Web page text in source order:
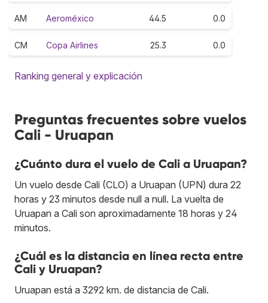
AM Aeroméxico 44.5 0.0
CM Copa Airlines 25.3 0.0
Ranking general y explicación
Preguntas frecuentes sobre vuelos
Cali - Uruapan
¿Cuánto dura el vuelo de Cali a Uruapan?
Un vuelo desde Cali (CLO) a Uruapan (UPN) dura 22
horas y 23 minutos desde null a null. La vuelta de
Uruapan a Cali son aproximadamente 18 horas y 24
minutos.
¿Cuál es la distancia en línea recta entre
Cali y Uruapan?
Uruapan está a 3292 km. de distancia de Cali.